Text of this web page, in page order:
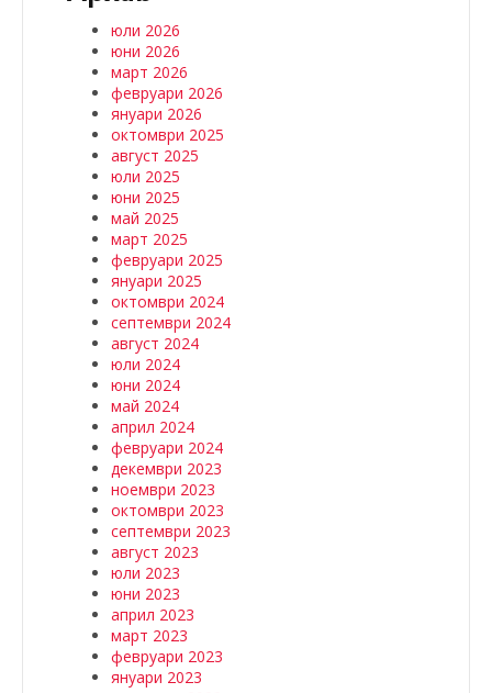
юли 2026
юни 2026
март 2026
февруари 2026
януари 2026
октомври 2025
август 2025
юли 2025
юни 2025
май 2025
март 2025
февруари 2025
януари 2025
октомври 2024
септември 2024
август 2024
юли 2024
юни 2024
май 2024
април 2024
февруари 2024
декември 2023
ноември 2023
октомври 2023
септември 2023
август 2023
юли 2023
юни 2023
април 2023
март 2023
февруари 2023
януари 2023